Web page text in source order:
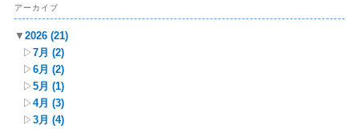
アーカイブ
▼ 2026 (21)
▷7月 (2)
▷6月 (2)
▷5月 (1)
▷4月 (3)
▷3月 (4)